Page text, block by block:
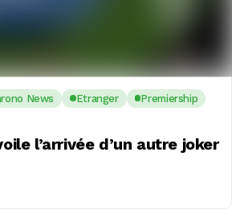
News Etranger
Premiership
l’arrivée d’un autre joker